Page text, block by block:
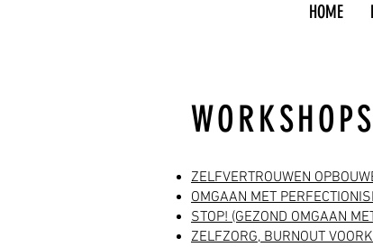
HOME
ZELFVERTROUWEN
OMGAAN MET
STOP! (GEZOND OMGAAN
ZELFZORG, BURNOUT